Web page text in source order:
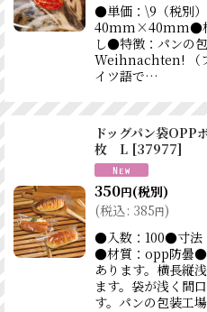
●単価：\9（税別
40mm×40mm●材
し●特徴：パンの
Weihnachten! （
イツ語で…
ドッグパン袋
枚 L [37977]
350円(税別)
(税込: 385円)
●入数：100●寸法
●材質：opp防曇●
あります。横長縦
ます。袋が浅く間
す。パンの包装工